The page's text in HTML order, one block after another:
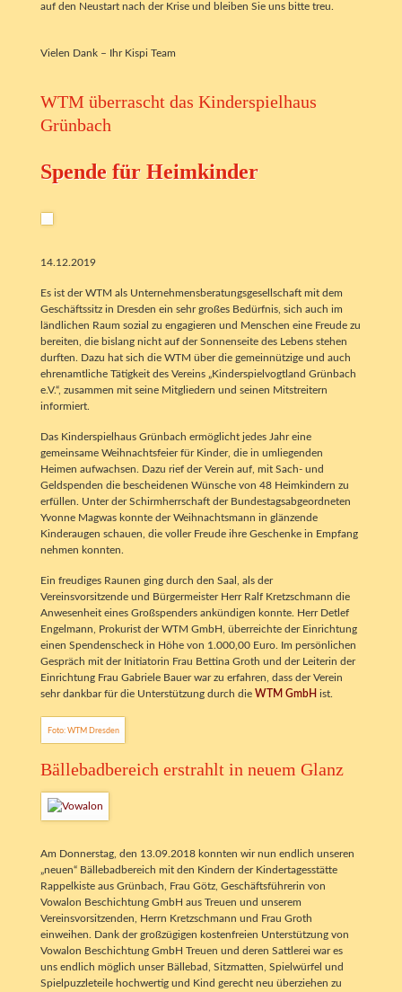
auf den Neustart nach der Krise und bleiben Sie uns bitte treu.
Vielen Dank – Ihr Kispi Team
WTM überrascht das Kinderspielhaus
Grünbach
Spende für Heimkinder
14.12.2019
Es ist der WTM als Unternehmensberatungsgesellschaft mit dem
Geschäftssitz in Dresden ein sehr großes Bedürfnis, sich auch im
ländlichen Raum sozial zu engagieren und Menschen eine Freude zu
bereiten, die bislang nicht auf der Sonnenseite des Lebens stehen
durften. Dazu hat sich die WTM über die gemeinnützige und auch
ehrenamtliche Tätigkeit des Vereins „Kinderspielvogtland Grünbach
e.V.“, zusammen mit seine Mitgliedern und seinen Mitstreitern
informiert.
Das Kinderspielhaus Grünbach ermöglicht jedes Jahr eine
gemeinsame Weihnachtsfeier für Kinder, die in umliegenden
Heimen aufwachsen. Dazu rief der Verein auf, mit Sach- und
Geldspenden die bescheidenen Wünsche von 48 Heimkindern zu
erfüllen. Unter der Schirmherrschaft der Bundestagsabgeordneten
Yvonne Magwas konnte der Weihnachtsmann in glänzende
Kinderaugen schauen, die voller Freude ihre Geschenke in Empfang
nehmen konnten.
Ein freudiges Raunen ging durch den Saal, als der
Vereinsvorsitzende und Bürgermeister Herr Ralf Kretzschmann die
Anwesenheit eines Großspenders ankündigen konnte. Herr Detlef
Engelmann, Prokurist der WTM GmbH, überreichte der Einrichtung
einen Spendenscheck in Höhe von 1.000,00 Euro. Im persönlichen
Gespräch mit der Initiatorin Frau Bettina Groth und der Leiterin der
Einrichtung Frau Gabriele Bauer war zu erfahren, dass der Verein
sehr dankbar für die Unterstützung durch die WTM GmbH ist.
Foto: WTM Dresden
Bällebadbereich erstrahlt in neuem Glanz
Am Donnerstag, den 13.09.2018 konnten wir nun endlich unseren
„neuen“ Bällebadbereich mit den Kindern der Kindertagesstätte
Rappelkiste aus Grünbach, Frau Götz, Geschäftsführerin von
Vowalon Beschichtung GmbH aus Treuen und unserem
Vereinsvorsitzenden, Herrn Kretzschmann und Frau Groth
einweihen. Dank der großzügigen kostenfreien Unterstützung von
Vowalon Beschichtung GmbH Treuen und deren Sattlerei war es
uns endlich möglich unser Bällebad, Sitzmatten, Spielwürfel und
Spielpuzzleteile hochwertig und Kind gerecht neu überziehen zu